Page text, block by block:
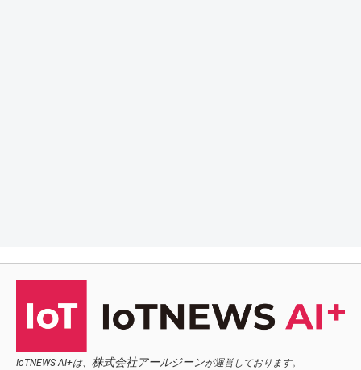
IoTNEWS AI+は、 株式会社アールジーンが運営しております。